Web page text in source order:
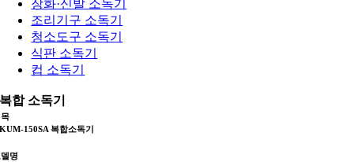
장화·신발 소독기
조리기구 소독기
청소도구 소독기
식판 소독기
컵 소독기
복합 소독기
150SA 복합소독기
명